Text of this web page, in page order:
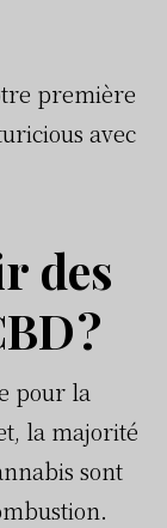
première
avec
des
?
pour la
la majorité
sont